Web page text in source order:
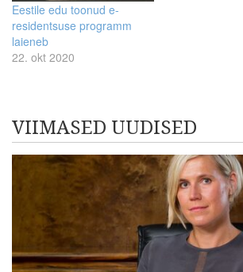
Eestile edu toonud e-
residentsuse programm
laieneb
22. okt 2020
VIIMASED UUDISED